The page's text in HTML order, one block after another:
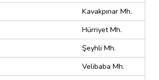
Kavakpınar Mh.
Hürriyet Mh.
Şeyhli Mh.
Velibaba Mh.